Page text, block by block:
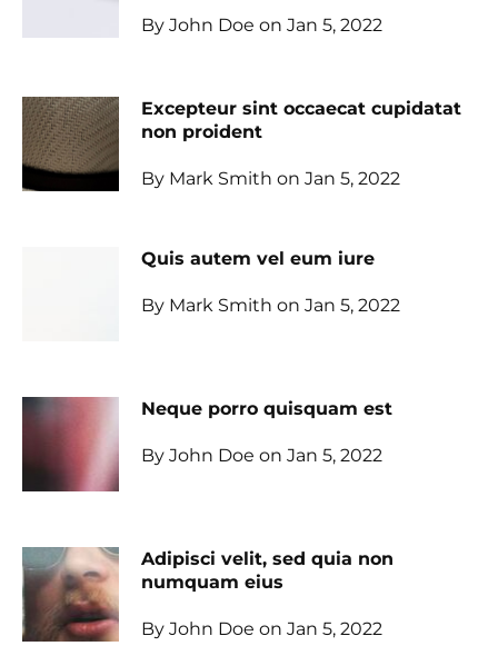
By John Doe on Jan 5, 2022
Excepteur sint occaecat cupidatat
non proident
By Mark Smith on Jan 5, 2022
Quis autem vel eum iure
By Mark Smith on Jan 5, 2022
Neque porro quisquam est
By John Doe on Jan 5, 2022
Adipisci velit, sed quia non
numquam eius
By John Doe on Jan 5, 2022